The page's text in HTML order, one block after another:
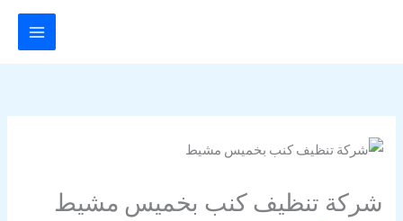
شركة تنظيف كنب بخميس مشيط